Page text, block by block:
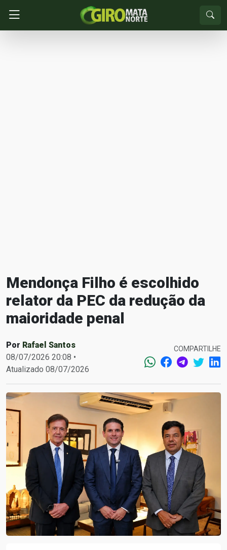
Mendonça Filho é escolhido
relator da PEC da redução da
maioridade penal
Por Rafael Santos
08/07/2026 20:08 •
Atualizado 08/07/2026
COMPARTILHE